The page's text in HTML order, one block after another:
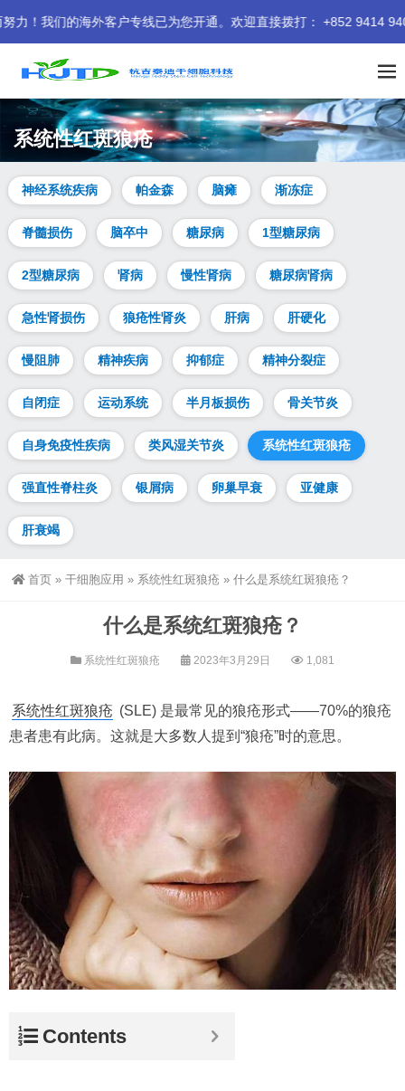
我们的海外客户专线已为您开通。欢迎直接拨打： +852 9414 9401
系统性红斑狼疮
神经系统疾病 帕金森 脑瘫 渐冻症
脊髓损伤 脑卒中 糖尿病 1型糖尿病
2型糖尿病 肾病 慢性肾病 糖尿病肾病
急性肾损伤 狼疮性肾炎 肝病 肝硬化
慢阻肺 精神疾病 抑郁症 精神分裂症
自闭症 运动系统 半月板损伤 骨关节炎
自身免疫性疾病 类风湿关节炎 系统性红斑狼疮
强直性脊柱炎 银屑病 卵巢早衰 亚健康
肝衰竭
首页 » 干细胞应用 » 系统性红斑狼疮 » 什么是系统红斑狼疮？
什么是系统红斑狼疮？
系统性红斑狼疮 2023年3月29日 1,081
系统性红斑狼疮 (SLE) 是最常见的狼疮形式——70%的狼疮
患者患有此病。这就是大多数人提到“狼疮”时的意思。
Contents